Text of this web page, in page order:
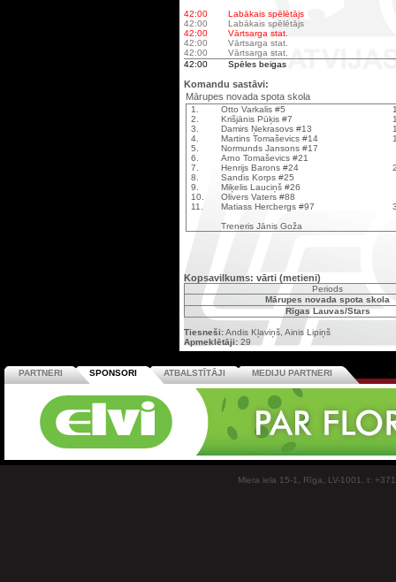
42:00
Labākais spēlētājs
42:00
Labākais spēlētājs
42:00
Vārtsarga stat.
42:00
Vārtsarga stat.
42:00
Vārtsarga stat.
42:00
Spēles beigas
Komandu sastāvi:
Mārupes novada spota skola
1. Otto Varkalis #5
2.
Krišjānis Pūķis #7
3.
Damirs Ņekrasovs #13
4.
Martins Tomaševics #14
5.
Normunds Jansons #17
6.
Arno Tomaševics #21
7.
Henrijs Barons #24
8.
Sandis Korps #25
9.
Miķelis Lauciņš #26
10.
Olivers Vaters #88
11.
Matiass Hercbergs #97
Treneris Jānis Goža
Kopsavilkums: vārti (metieni)
Periods
Mārupes novada spota skola
Rīgas Lauvas/Stars
Tiesneši:Andis Kļaviņš, Ainis Lipiņš
Apmeklētāji: 29
PARTNERI SPONSORI ATBALSTĪTĀJI MEDIJU PARTNERI
Miera iela 15-1, Rīga, LV-1001, t: